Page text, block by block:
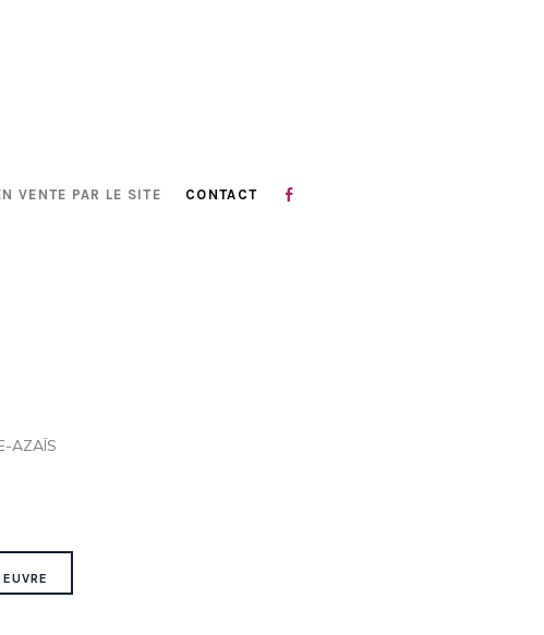
VENTE PAR LE SITE CONTACT
AZAÏS